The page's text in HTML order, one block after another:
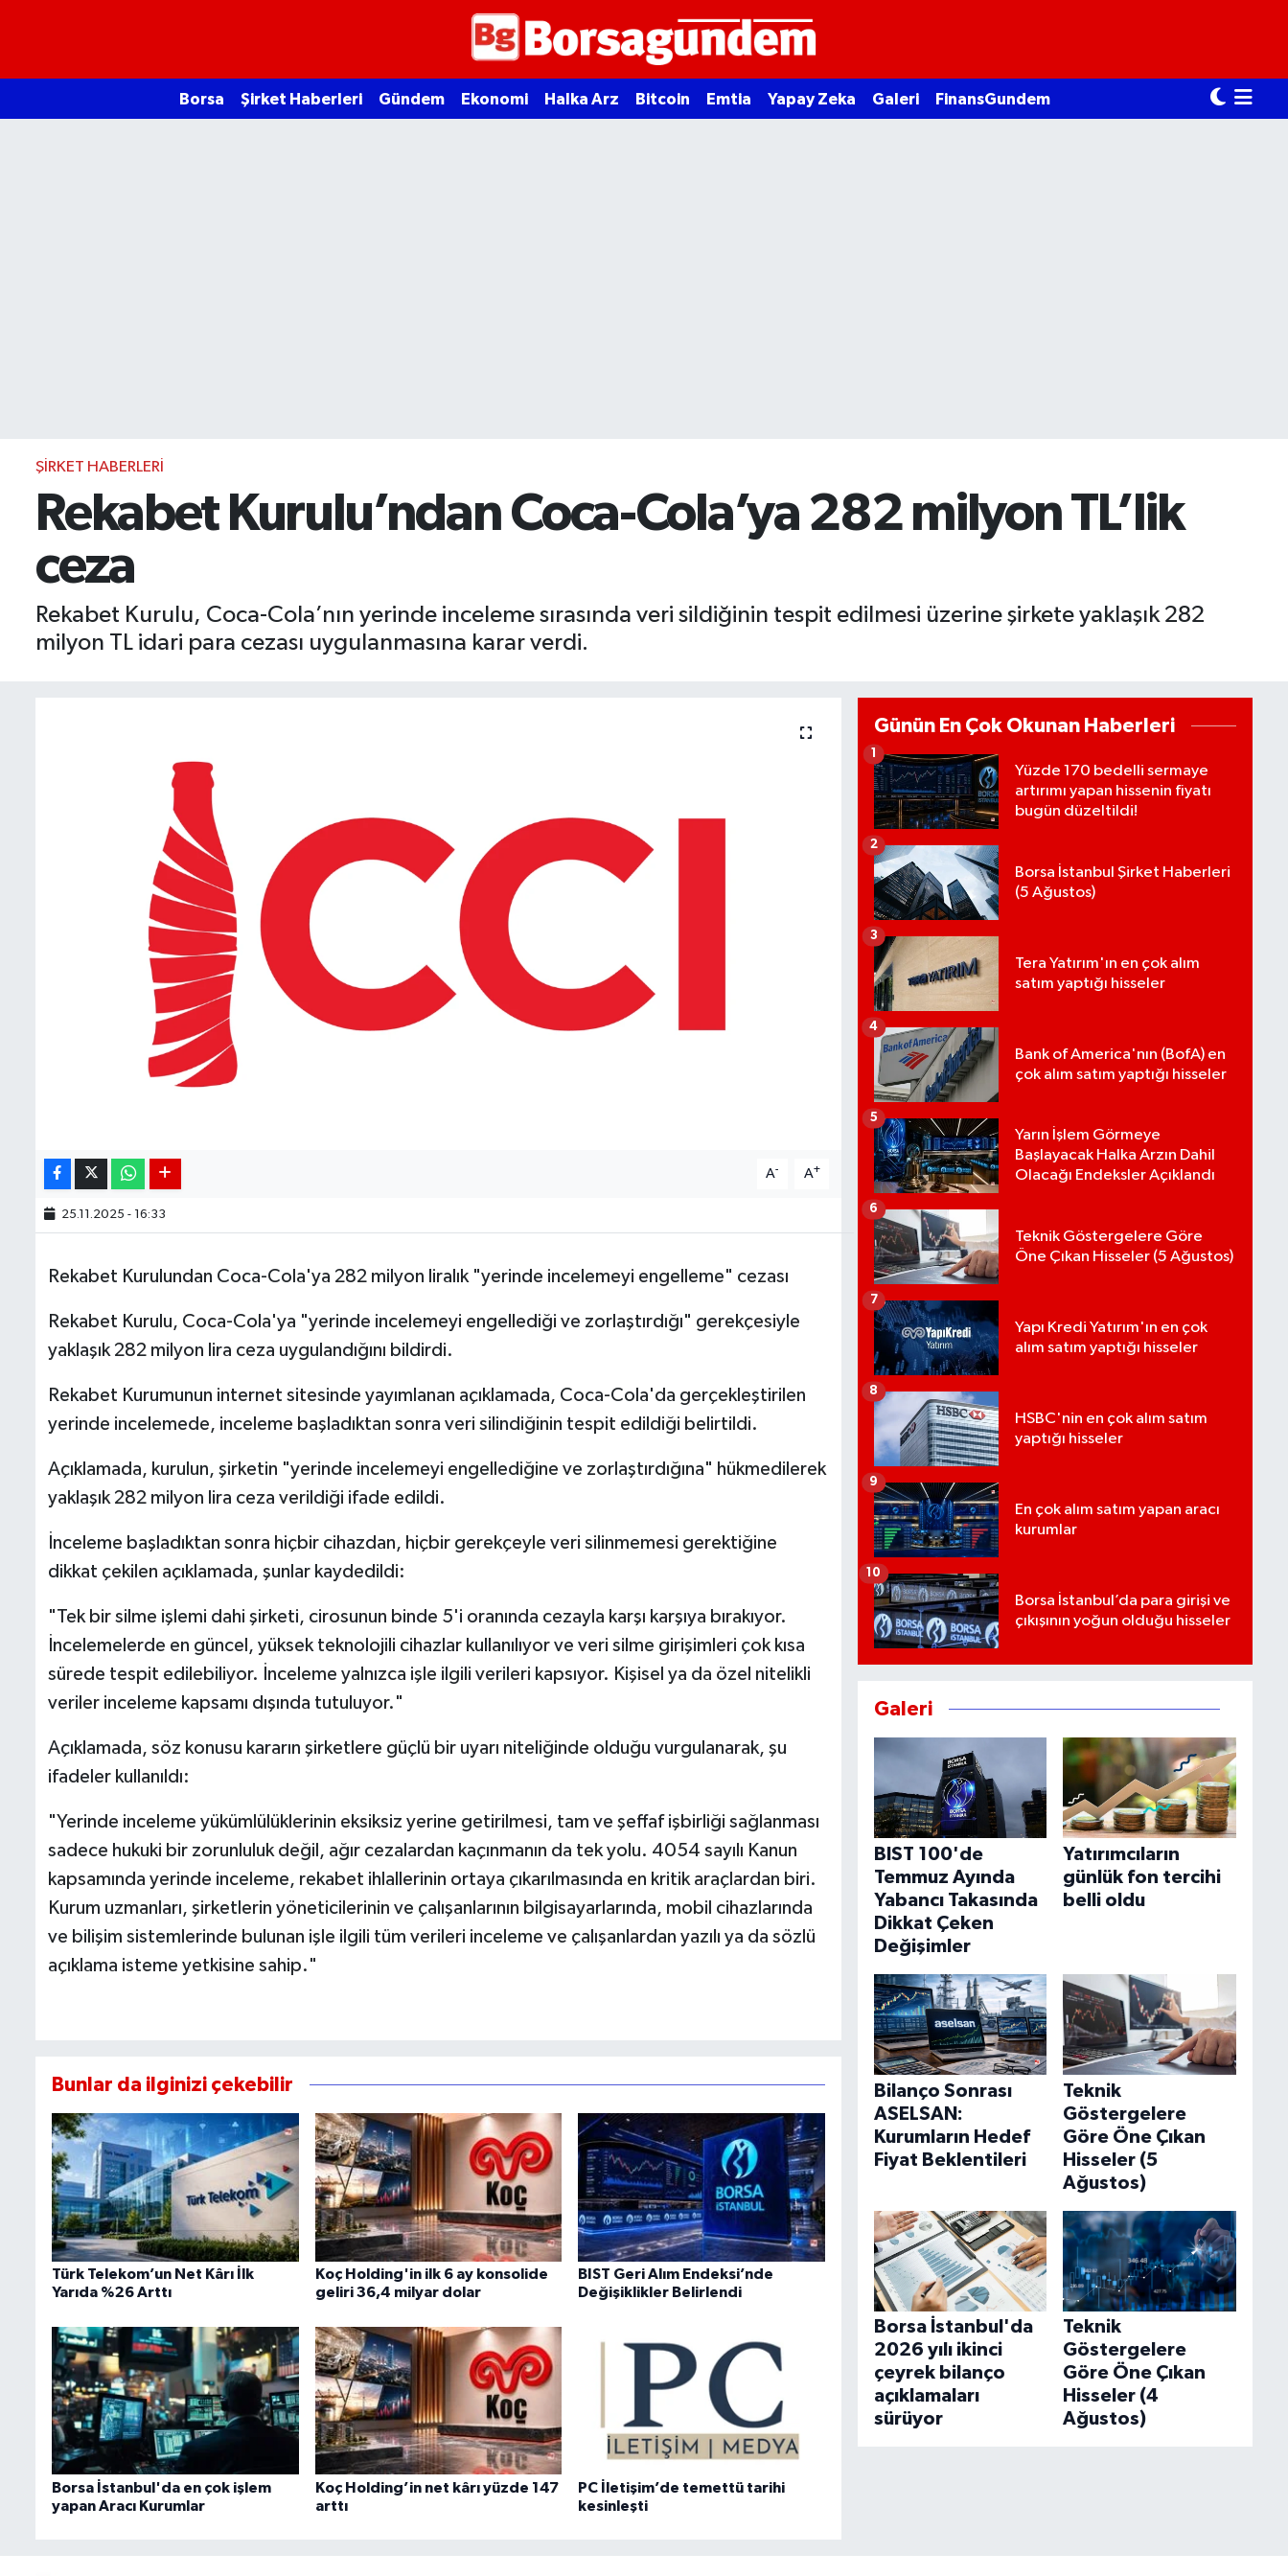
Borsa Şirket Haberleri Gündem Ekonomi Halka Arz Bitcoin Emtia Yapay Zeka Galeri FinansGundem
ŞIRKET HABERLERI
Rekabet Kurulu’ndan Coca-Cola’ya 282 milyon TL’lik
ceza
Rekabet Kurulu, Coca-Cola’nın yerinde inceleme sırasında veri sildiğinin tespit edilmesi üzerine şirkete yaklaşık 282
milyon TL idari para cezası uygulanmasına karar verdi.
A- A+
25.11.2025 - 16:33
Rekabet Kurulundan Coca-Cola'ya 282 milyon liralık "yerinde incelemeyi engelleme" cezası
Rekabet Kurulu, Coca-Cola'ya "yerinde incelemeyi engellediği ve zorlaştırdığı" gerekçesiyle
yaklaşık 282 milyon lira ceza uygulandığını bildirdi.
Rekabet Kurumunun internet sitesinde yayımlanan açıklamada, Coca-Cola'da gerçekleştirilen
yerinde incelemede, inceleme başladıktan sonra veri silindiğinin tespit edildiği belirtildi.
Açıklamada, kurulun, şirketin "yerinde incelemeyi engellediğine ve zorlaştırdığına" hükmedilerek
yaklaşık 282 milyon lira ceza verildiği ifade edildi.
İnceleme başladıktan sonra hiçbir cihazdan, hiçbir gerekçeyle veri silinmemesi gerektiğine
dikkat çekilen açıklamada, şunlar kaydedildi:
"Tek bir silme işlemi dahi şirketi, cirosunun binde 5'i oranında cezayla karşı karşıya bırakıyor.
İncelemelerde en güncel, yüksek teknolojili cihazlar kullanılıyor ve veri silme girişimleri çok kısa
sürede tespit edilebiliyor. İnceleme yalnızca işle ilgili verileri kapsıyor. Kişisel ya da özel nitelikli
veriler inceleme kapsamı dışında tutuluyor."
Açıklamada, söz konusu kararın şirketlere güçlü bir uyarı niteliğinde olduğu vurgulanarak, şu
ifadeler kullanıldı:
"Yerinde inceleme yükümlülüklerinin eksiksiz yerine getirilmesi, tam ve şeffaf işbirliği sağlanması
sadece hukuki bir zorunluluk değil, ağır cezalardan kaçınmanın da tek yolu. 4054 sayılı Kanun
kapsamında yerinde inceleme, rekabet ihlallerinin ortaya çıkarılmasında en kritik araçlardan biri.
Kurum uzmanları, şirketlerin yöneticilerinin ve çalışanlarının bilgisayarlarında, mobil cihazlarında
ve bilişim sistemlerinde bulunan işle ilgili tüm verileri inceleme ve çalışanlardan yazılı ya da sözlü
açıklama isteme yetkisine sahip."
Bunlar da ilginizi çekebilir
Türk Telekom’un Net Kârı İlk
Yarıda %26 Arttı
Koç Holding'in ilk 6 ay konsolide
geliri 36,4 milyar dolar
BIST Geri Alım Endeksi’nde
Değişiklikler Belirlendi
Borsa İstanbul'da en çok işlem
yapan Aracı Kurumlar
Koç Holding’in net kârı yüzde 147
arttı
PC İletişim’de temettü tarihi
kesinleşti
Günün En Çok Okunan Haberleri
Yüzde 170 bedelli sermaye
artırımı yapan hissenin fiyatı
bugün düzeltildi!
1
Borsa İstanbul Şirket Haberleri
(5 Ağustos)
2
Tera Yatırım'ın en çok alım
satım yaptığı hisseler
3
Bank of America'nın (BofA) en
çok alım satım yaptığı hisseler
4
Yarın İşlem Görmeye
Başlayacak Halka Arzın Dahil
Olacağı Endeksler Açıklandı
5
Teknik Göstergelere Göre
Öne Çıkan Hisseler (5 Ağustos)
6
Yapı Kredi Yatırım'ın en çok
alım satım yaptığı hisseler
7
HSBC'nin en çok alım satım
yaptığı hisseler
8
En çok alım satım yapan aracı
kurumlar
9
Borsa İstanbul’da para girişi ve
çıkışının yoğun olduğu hisseler
10
Galeri
BIST 100'de
Temmuz Ayında
Yabancı Takasında
Dikkat Çeken
Değişimler
Yatırımcıların
günlük fon tercihi
belli oldu
Bilanço Sonrası
ASELSAN:
Kurumların Hedef
Fiyat Beklentileri
Teknik
Göstergelere
Göre Öne Çıkan
Hisseler (5
Ağustos)
Borsa İstanbul'da
2026 yılı ikinci
çeyrek bilanço
açıklamaları
sürüyor
Teknik
Göstergelere
Göre Öne Çıkan
Hisseler (4
Ağustos)
Ekonomi
BIST 100 Isı Haritası
Coin Isı Haritası
Ekonomik Takvim
Kiripto Para Piyasası
Gizlilik Sözleşmesi